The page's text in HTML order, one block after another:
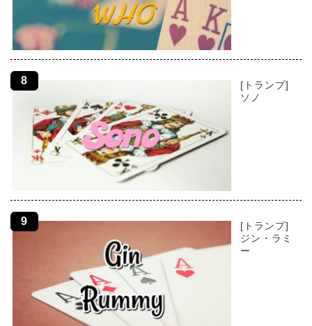
[トランプ]
ソノ
[トランプ]
ジン・ラミ
ー